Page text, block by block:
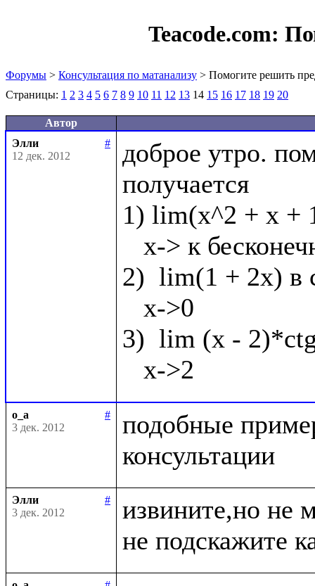
Teacode.com:
Форумы > Консультация по матанализу > Помогите решить
Страницы: 1 2 3 4 5 6 7 8 9 10 11 12 13 14 15 16 17 18 19 20
Автор
Элли
#
12 дек. 2012
доброе утро.
получается
1) lim(x^2 + x +
2)  lim(1 + 2x) в
3)  lim (x -
o_a
#
3 дек. 2012
подобные
Элли
#
3 дек. 2012
извините,но не